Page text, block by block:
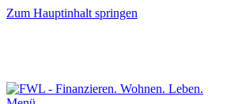
Zum Hauptinhalt springen